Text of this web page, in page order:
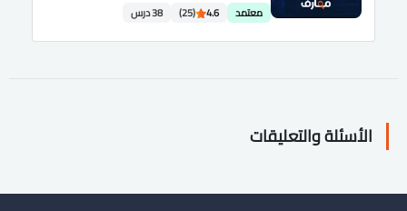
معتمد 4.6
(25) 38 درس
الأسئلة والتعليقات